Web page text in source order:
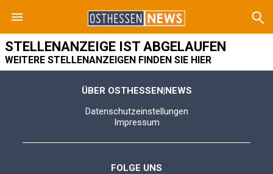
STELLENANZEIGE IST ABGELAUFEN
WEITERE STELLENANZEIGEN FINDEN SIE HIER
ÜBER OSTHESSEN|NEWS
Datenschutzeinstellungen
Impressum
FOLGE UNS